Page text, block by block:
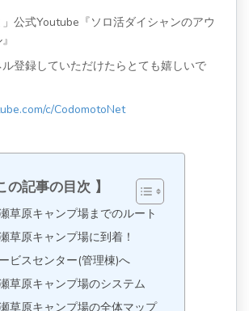
」公式Youtube『ソロ活ダイシャンのアウ
登録していただけたらとても嬉しいで
c/CodomotoNet
の記事の目次
草原キャンプ場までのルート
草原キャンプ場に到着！
ビスセンター(管理棟)へ
草原キャンプ場のシステム
草原キャンプ場の全体マップ